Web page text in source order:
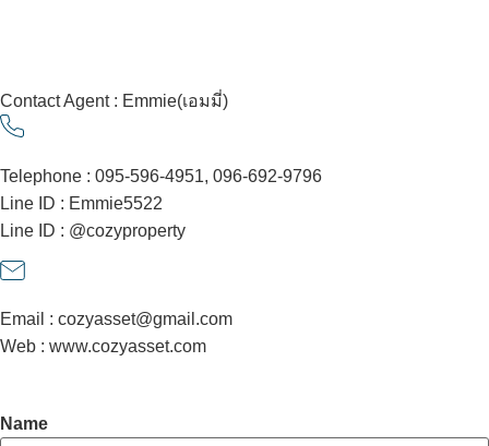
Contact Agent : Emmie(เอมมี่)
Telephone : 095-596-4951, 096-692-9796
Line ID : Emmie5522
Line ID : @cozyproperty
Email : cozyasset@gmail.com
Web : www.cozyasset.com
Name